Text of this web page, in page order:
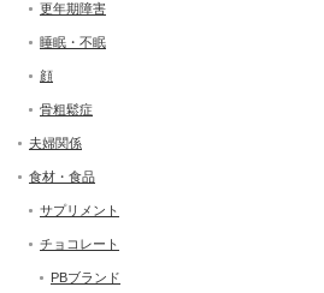
更年期障害
睡眠・不眠
顔
骨粗鬆症
夫婦関係
食材・食品
サプリメント
チョコレート
PBブランド